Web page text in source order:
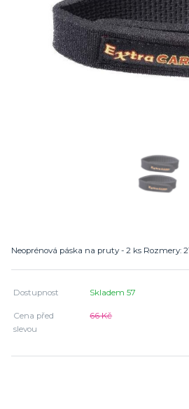
Neoprénová páska na pruty - 2 ks Rozmery:
Dostupnost Skladem 57
Cena před
slevou
66 Kč